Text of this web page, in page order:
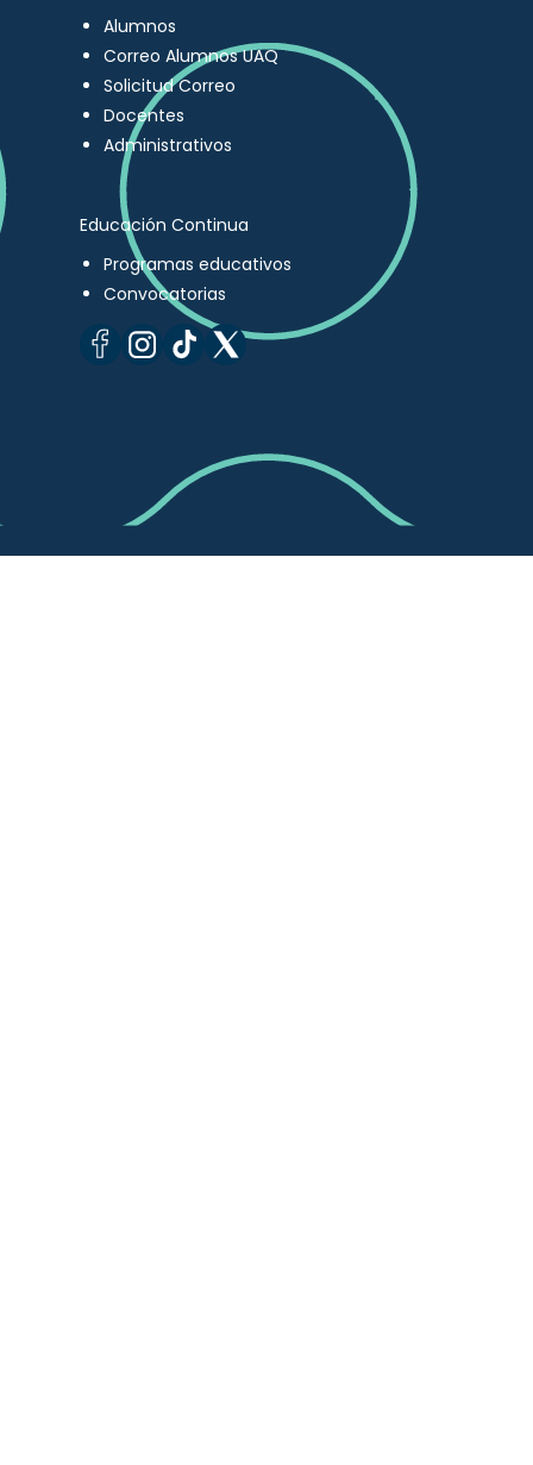
Alumnos
Correo Alumnos UAQ
Solicitud Correo
Docentes
Administrativos
Educación Continua
Programas educativos
Convocatorias